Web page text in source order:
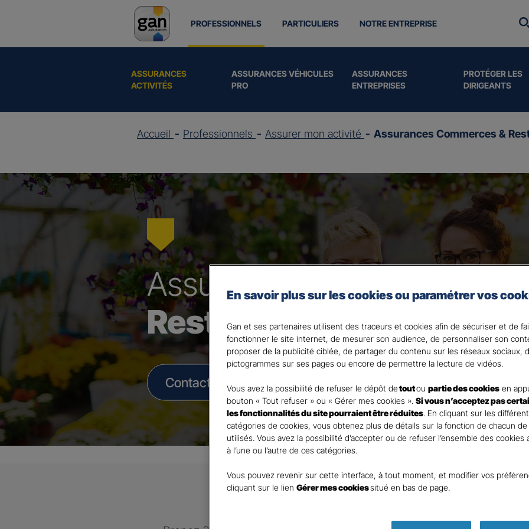
PROFESSIONNELS
ASSURANCES
ACTIVITÉS
ASSURANCES VÉHICULES
PRO
ASSURANCES
ENTREPRISES
PROTÉGER LES
DIRIGEANTS
PARTICULIERS NOTRE ENTREPRISE
Accueil Professionnels Assurer mon activité Assurances Commerces &
AssurancesCommerces
Restaurants
Contacter un Agent
DEMANDE DE DEVIS
En savoir plus sur les cookies ou paramétrer vos
Gan et ses partenaires utilisent des traceurs et cookies afin de sécuriser et de
fonctionner le site internet, de mesurer son audience, de personnaliser son
proposer de la publicité ciblée, de partager du contenu sur les réseaux sociaux,
pictogrammes sur ses pages ou encore de permettre la lecture de vidéos.
Vous avez la possibilité de refuser le dépôt detoutou partie des cookies en
bouton « Tout refuser » ou « Gérer mes cookies ». Si vous n’acceptez pas
les fonctionnalités du site pourraient être réduites. En cliquant sur les
catégories de cookies, vous obtenez plus de détails sur la fonction de chacun
utilisés. Vous avez la possibilité d’accepter ou de refuser l’ensemble des cookies
à l’une ou l’autre de ces catégories.
Vous pouvez revenir sur cette interface, à tout moment, et modifier vos
cliquant sur le lien Gérer mes cookiessitué en bas de page.